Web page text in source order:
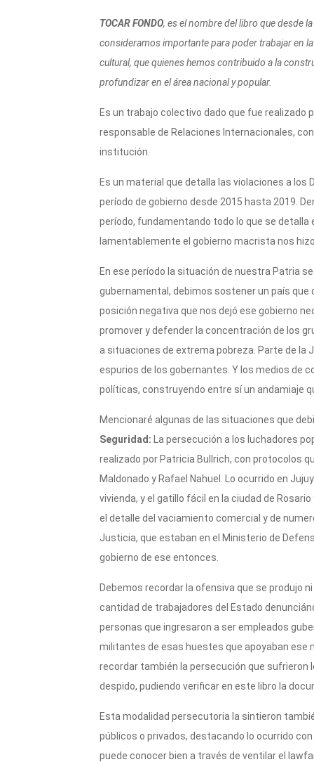
k
TOCAR FONDO, es el nombre del libro que desde
consideramos importante para poder trabajar en
cultural, que quienes hemos contribuido a la
profundizar en el área nacional y popular.
Es un trabajo colectivo dado que fue realizado
responsable de Relaciones Internacionales,
institución.
Es un material que detalla las violaciones a los
período de gobierno desde 2015 hasta 2019.
período, fundamentando todo lo que se detalla
lamentablemente el gobierno macrista nos hizo
En ese período la situación de nuestra Patria
gubernamental, debimos sostener un país
posición negativa que nos dejó ese gobierno
promover y defender la concentración de los
a situaciones de extrema pobreza. Parte de la
espurios de los gobernantes. Y los medios de
políticas, construyendo entre sí un andamiaje
Mencionaré algunas de las situaciones que
Seguridad: La persecución a los luchadores
realizado por Patricia Bullrich, con protocolos
Maldonado y Rafael Nahuel. Lo ocurrido en
vivienda, y el gatillo fácil en la ciudad de
el detalle del vaciamiento comercial y de
Justicia, que estaban en el Ministerio de
gobierno de ese entonces.
Debemos recordar la ofensiva que se produjo
cantidad de trabajadores del Estado
personas que ingresaron a ser empleados
militantes de esas huestes que apoyaban
recordar también la persecución que sufrieron
despido, pudiendo verificar en este libro la
Esta modalidad persecutoria la sintieron
públicos o privados, destacando lo ocurrido
puede conocer bien a través de ventilar el